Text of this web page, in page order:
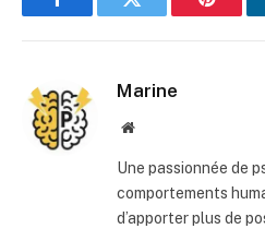
FacebookTwitter
Marine
Site
Une passionnée de
comportements
d’apporter plus de